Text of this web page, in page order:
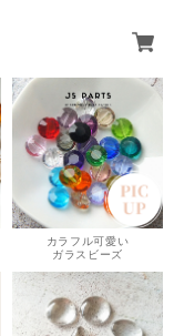
カラフル可愛い
ガラスビーズ